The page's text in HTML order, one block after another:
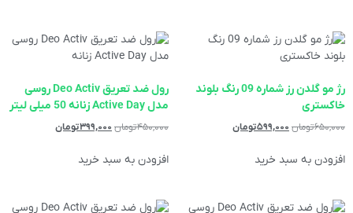
رژ مو گلدن رز شماره 09 رنگ بلوند
خاکستری
۶۵۰,۰۰۰تومان ۵۹۹,۰۰۰تومان
افزودن به سبد خرید
رول ضد تعریق Deo Activ روسی
مدل Active Day زنانه 50 میلی لیتر
۴۵۰,۰۰۰تومان ۳۹۹,۰۰۰تومان
افزودن به سبد خرید